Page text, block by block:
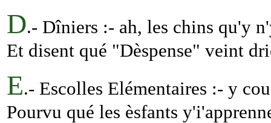
D.- Dîniers :- ah, les chins qu'y
Et disent qué "Dèspense" veint
E.- Escolles Elémentaires :- y
Pourvu qué les èsfants